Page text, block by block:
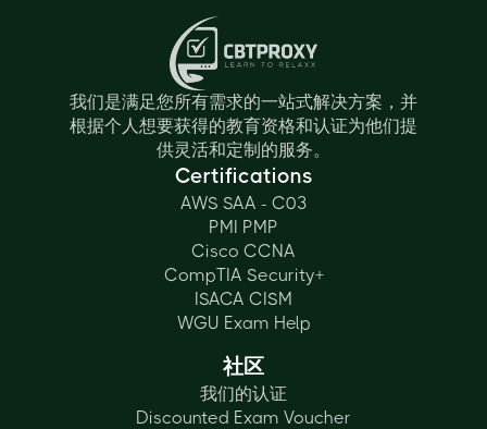
我们是满足您所有需求的一站式解决方案，并
根据个人想要获得的教育资格和认证为他们提
供灵活和定制的服务。
Certifications
AWS SAA - C03
PMI PMP
Cisco CCNA
CompTIA Security+
ISACA CISM
WGU Exam Help
社区
我们的认证
Discounted Exam Voucher